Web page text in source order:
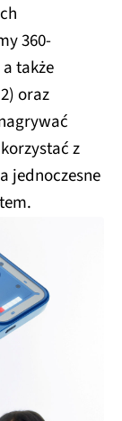
360-
także
oraz
z
jednoczesne